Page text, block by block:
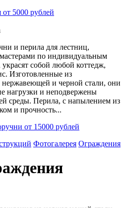
5000 рублей
и перила для лестниц,
по индивидуальным
украсят собой любой коттедж,
Изготовленные из
нержавеющей и черной стали, они
нагрузки и неподвержены
среды. Перила, с напылением из
и прочность...
от 15000 рублей
Фотогалерея Ограждения